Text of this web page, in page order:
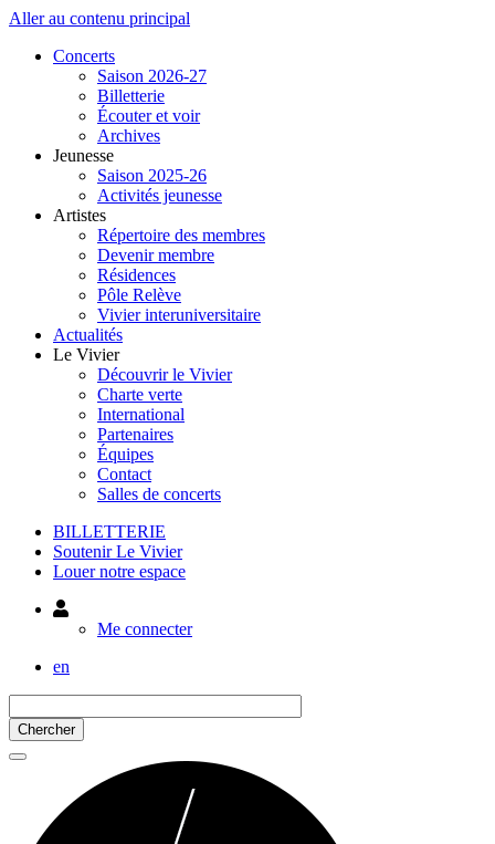
Aller au contenu principal
Concerts
Saison 2026-27
Billetterie
Écouter et voir
Archives
Jeunesse
Saison 2025-26
Activités jeunesse
Artistes
Répertoire des membres
Devenir membre
Résidences
Pôle Relève
Vivier interuniversitaire
Actualités
Le Vivier
Découvrir le Vivier
Charte verte
International
Partenaires
Équipes
Contact
Salles de concerts
BILLETTERIE
Soutenir Le Vivier
Louer notre espace
Utilisateur
Me connecter
en